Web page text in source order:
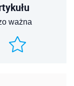
ważna